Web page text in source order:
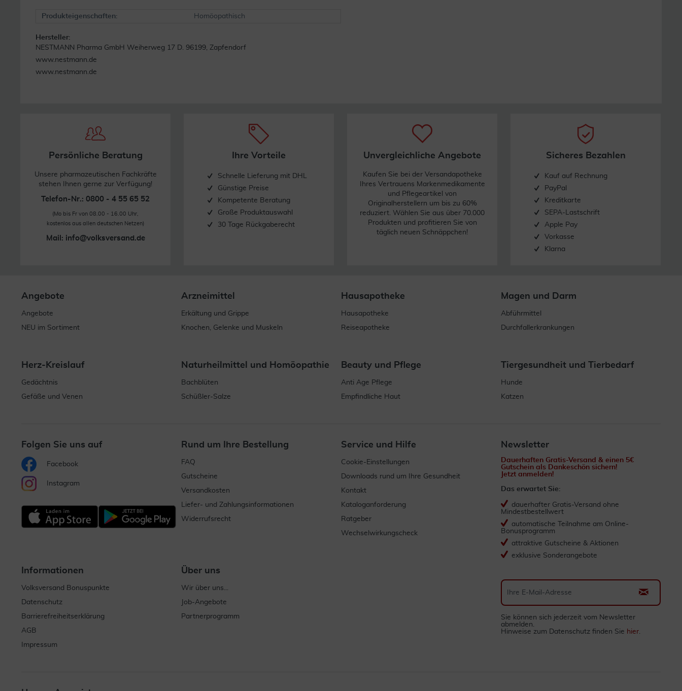
Produkteigenschaften: Homöopathisch
Hersteller:
NESTMANN Pharma GmbH Weiherweg 17 D. 96199, Zapfendorf
www.nestmann.de
www.nestmann.de
Persönliche Beratung
Unsere pharmazeutischen Fachkräfte
stehen Ihnen gerne zur Verfügung!
Telefon-Nr.: 0800 - 4 55 65 52
(Mo bis Fr von 08.00 - 16.00 Uhr,
kostenlos aus allen deutschen Netzen)
Mail: info@volksversand.de
Ihre Vorteile
Schnelle Lieferung mit DHL
Günstige Preise
Kompetente Beratung
Große Produktauswahl
30 Tage Rückgaberecht
Unvergleichliche Angebote
Kaufen Sie bei der Versandapotheke
Ihres Vertrauens Markenmedikamente
und Pflegeartikel von
Originalherstellern um bis zu 60%
reduziert. Wählen Sie aus über 70.000
Produkten und profitieren Sie von
täglich neuen Schnäppchen!
Sicheres Bezahlen
Kauf auf Rechnung
PayPal
Kreditkarte
SEPA-Lastschrift
Apple Pay
Vorkasse
Klarna
Angebote
Angebote
NEU im Sortiment
Arzneimittel
Erkältung und Grippe
Knochen, Gelenke und Muskeln
Hausapotheke
Hausapotheke
Reiseapotheke
Magen und Darm
Abführmittel
Durchfallerkrankungen
Herz-Kreislauf
Gedächtnis
Gefäße und Venen
Naturheilmittel und Homöopathie
Bachblüten
Schüßler-Salze
Beauty und Pflege
Anti Age Pflege
Empfindliche Haut
Tiergesundheit und Tierbedarf
Hunde
Katzen
Folgen Sie uns auf
Facebook
Instagram
Rund um Ihre Bestellung
FAQ
Gutscheine
Versandkosten
Liefer- und Zahlungsinformationen
Widerrufsrecht
Service und Hilfe
Cookie-Einstellungen
Downloads rund um Ihre Gesundheit
Kontakt
Kataloganforderung
Ratgeber
Wechselwirkungscheck
Informationen
Volksversand Bonuspunkte
Datenschutz
Barrierefreiheitserklärung
AGB
Impressum
Über uns
Wir über uns...
Job-Angebote
Partnerprogramm
Newsletter
Dauerhaften Gratis-Versand & einen 5€
Gutschein als Dankeschön sichern!
Jetzt anmelden!
Das erwartet Sie:
dauerhafter Gratis-Versand ohne
Mindestbestellwert
automatische Teilnahme am Online-
Bonusprogramm
attraktive Gutscheine & Aktionen
exklusive Sonderangebote
Sie können sich jederzeit vom Newsletter
abmelden.
Hinweise zum Datenschutz finden Sie hier